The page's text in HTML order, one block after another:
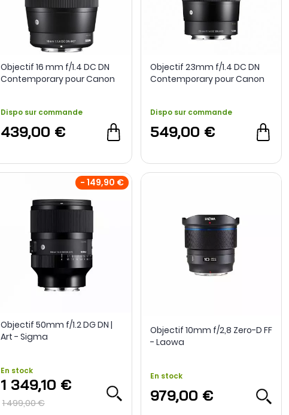
Objectif 16 mm f/1.4 DC DN
Contemporary pour Canon
Dispo sur commande
439,00 €
Objectif 23mm f/1.4 DC DN
Contemporary pour Canon
Dispo sur commande
549,00 €
- 149,90 €
Objectif 50mm f/1.2 DG DN |
Art - Sigma
En stock
1 349,10 €
1 499,00 €
Objectif 10mm f/2,8 Zero-D FF
- Laowa
En stock
979,00 €